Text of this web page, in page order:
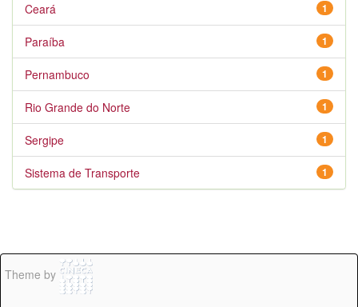
1
Ceará
1
Paraíba
1
Pernambuco
1
Rio Grande do Norte
1
Sergipe
1
Sistema de Transporte
Theme by